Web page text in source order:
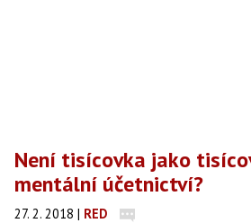
Není tisícovka jako
mentální účetnictví?
27. 2. 2018 | RED